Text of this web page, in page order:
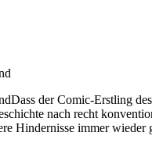
Dass der Comic-Erstling
nach recht
Hindernisse immer